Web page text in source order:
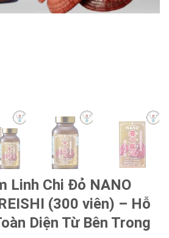
Linh Chi Đỏ NANO
(300 viên) – Hỗ
Diện Từ Bên Trong